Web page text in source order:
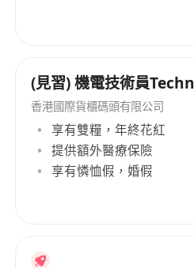
(見習) 機電技術員
香港國際貨櫃碼頭有限公司
享有雙糧，年終花紅
提供額外醫療保險
享有憐恤假，婚假